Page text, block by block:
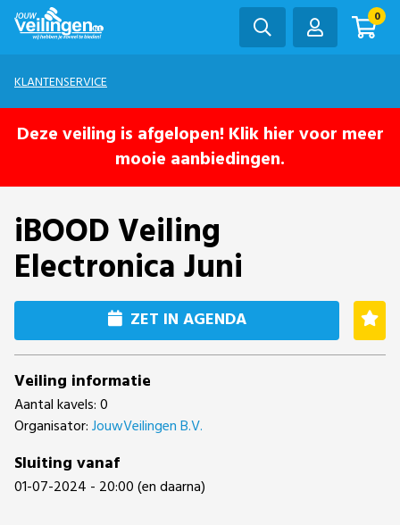
0
KLANTENSERVICE
Deze veiling is afgelopen! Klik hier voor meer
mooie aanbiedingen.
iBOOD Veiling
Electronica Juni
ZET IN AGENDA
Veiling informatie
Aantal kavels: 0
Organisator:JouwVeilingen B.V.
Sluiting vanaf
01-07-2024 - 20:00 (en daarna)